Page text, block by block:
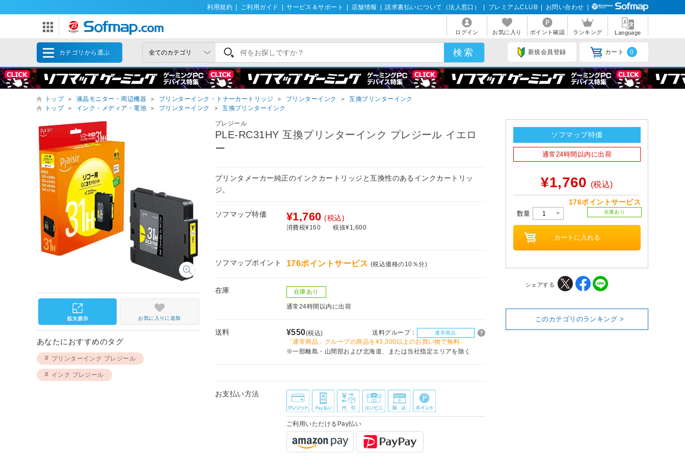
利用規約 ご利用ガイド サービス＆サポート 店舗情報 請求書払いについて（法人窓口） プレミアムCLUB お問い合わせ
ログイン お気に入り ポイント確認 ランキング Language
カテゴリから選ぶ 新規会員登録 カート 0
トップ ＞ 液晶モニター・周辺機器 ＞ プリンターインク・トナーカートリッジ ＞ プリンターインク ＞
互換プリンターインク
トップ
＞ インク・メディア・電池 ＞ プリンターインク ＞ 互換プリンターインク
プレジール
PLE-RC31HY 互換プリンターインク プレジール イエロ
ー
プリンタメーカー純正のインクカートリッジと互換性のあるインクカートリッ
ジ。
ソフマップ特価 ¥1,760 (税込)
消費税¥160 税抜¥1,600
ソフマップポイント 176ポイントサービス (税込価格の10％分)
在庫 在庫あり
通常24時間以内に出荷
送料 ¥550(税込) 送料グループ： 通常商品
「通常商品」グループの商品を¥3,300以上のお買い物で無料
※一部離島・山間部および北海道、または当社指定エリアを除く
お支払い方法
ご利用いただけるPay払い
お気に入りに追加
あなたにおすすめのタグ
プリンターインク プレジール
インク プレジール
ソフマップ特価
通常24時間以内に出荷
¥1,760 (税込)
176ポイントサービス
数量 在庫あり
シェアする
このカテゴリのランキング >